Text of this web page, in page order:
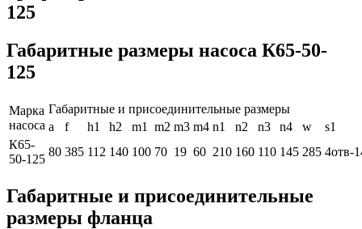
125
Габаритные размеры насоса К65-50-
125
Марка
насоса
Габаритные и присоединительные размеры
a
f h1 h2 m1 m2 m3 m4 n1 n2 n3 n4 w
s1
К65-
50-125
80 385 112 140 100 70 19 60 210 160 110 145 285 4отв-
Габаритные и присоединительные
размеры фланца